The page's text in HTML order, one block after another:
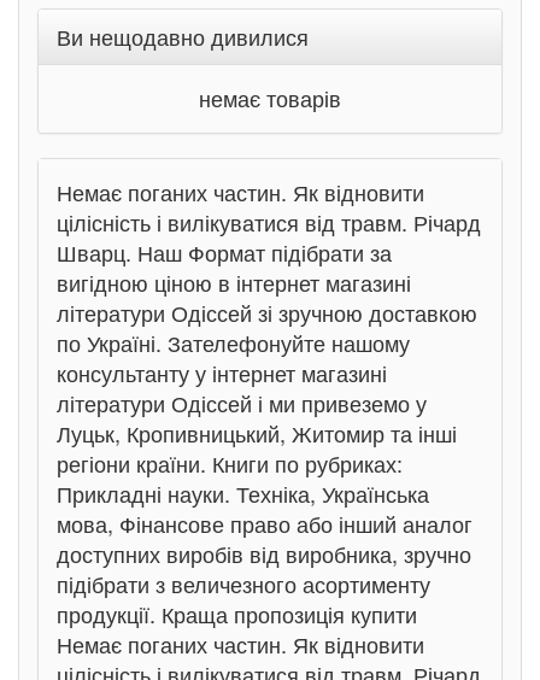
Ви нещодавно дивилися
немає товарів
Немає поганих частин. Як відновити
цілісність і вилікуватися від травм. Річард
Шварц. Наш Формат підібрати за
вигідною ціною в інтернет магазині
літератури Одіссей зі зручною доставкою
по Україні. Зателефонуйте нашому
консультанту у інтернет магазині
літератури Одіссей і ми привеземо у
Луцьк, Кропивницький, Житомир та інші
регіони країни. Книги по рубриках:
Прикладні науки. Техніка, Українська
мова, Фінансове право або інший аналог
доступних виробів від виробника, зручно
підібрати з величезного асортименту
продукції. Краща пропозиція купити
Немає поганих частин. Як відновити